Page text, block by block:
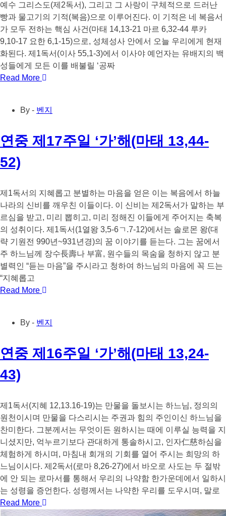
예수 그리스도(제2독서), 그리고 그 사랑이 구체적으로 드러난
빵과 물고기의 기적(복음)으로 이루어진다. 이 기적은 네 복음서
가 모두 전하는 핵심 사건(마태 14,13-21 마르 6,32-44 루카
9,10-17 요한 6,1-15)으로, 성체성사 안에서 오늘 우리에게 현재
화된다. 제1독서(이사 55,1-3)에서 이사야 예언자는 유배지의 백
성들에게 모든 이를 배불릴 ‘공짜
Read More
By - 벤지
연중 제17주일 ‘가’해(마태 13,44-
52)
제1독서의 지혜롭고 분별하는 마음을 얻은 이는 복음에서 하늘
나라의 신비를 깨우친 이들이다. 이 신비는 제2독서가 말하는 부
르심을 받고, 미리 뽑히고, 미리 정해진 이들에게 주어지는 축복
의 성취이다. 제1독서(1열왕 3,5-6ㄱ.7-12)에서는 솔로몬 왕(대
략 기원전 990년~931년경)의 꿈 이야기를 듣는다. 그는 꿈에서
주 하느님께 장수長壽나 부富, 원수들의 목숨을 청하지 않고 분
별력인 “듣는 마음”을 주시라고 청하여 하느님의 마음에 꼭 드는
“지혜롭고
Read More
By - 벤지
연중 제16주일 ‘가’해(마태 13,24-
43)
제1독서(지혜 12,13.16-19)는 만물을 돌보시는 하느님, 정의의
원천이시며 만물을 다스리시는 주권과 힘의 주인이신 하느님을
찬미한다. 그분께서는 무엇이든 원하시는 때에 이루실 능력을 지
니셨지만, 억누르기보다 관대하게 통솔하시고, 인자仁慈하심을
체험하게 하시며, 마침내 회개의 기회를 열어 주시는 희망의 하
느님이시다. 제2독서(로마 8,26-27)에서 바오로 사도는 두 절밖
에 안 되는 로마서를 통해서 우리의 나약함 한가운데에서 일하시
는 성령을 증언한다. 성령께서는 나약한 우리를 도우시며, 말로
Read More